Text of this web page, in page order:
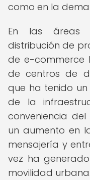
como en la
En las áreas
distribución de
de e-commerce
de centros de
que ha tenido
de la
conveniencia
un aumento en
mensajería y
vez ha
movilidad urbana.